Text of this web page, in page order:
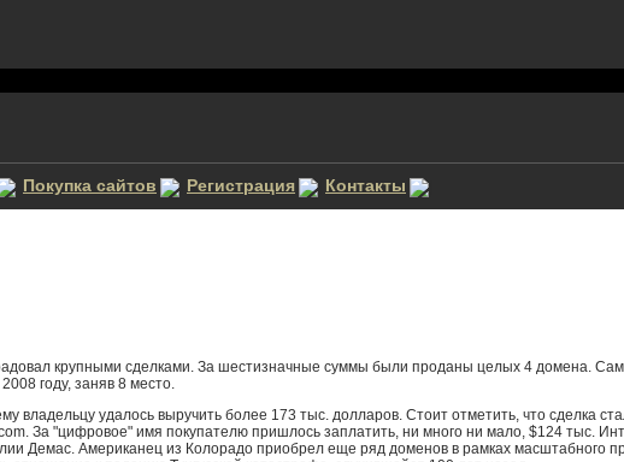
Покупка сайтов Регистрация Контакты
крупными сделками. За шестизначные суммы были проданы целых 4 домена.
году, заняв 8 место.
владельцу удалось выручить более 173 тыс. долларов. Стоит отметить, что сделка
За "цифровое" имя покупателю пришлось заплатить, ни много ни мало, $124 тыс.
Демас. Американец из Колорадо приобрел еще ряд доменов в рамках масштабного